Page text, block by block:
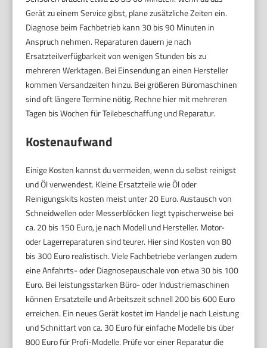
Gerät zu einem Service gibst, plane zusätzliche Zeiten ein.
Diagnose beim Fachbetrieb kann 30 bis 90 Minuten in
Anspruch nehmen. Reparaturen dauern je nach
Ersatzteilverfügbarkeit von wenigen Stunden bis zu
mehreren Werktagen. Bei Einsendung an einen Hersteller
kommen Versandzeiten hinzu. Bei größeren Büromaschinen
sind oft längere Termine nötig. Rechne hier mit mehreren
Tagen bis Wochen für Teilebeschaffung und Reparatur.
Kostenaufwand
Einige Kosten kannst du vermeiden, wenn du selbst reinigst
und Öl verwendest. Kleine Ersatzteile wie Öl oder
Reinigungskits kosten meist unter 20 Euro. Austausch von
Schneidwellen oder Messerblöcken liegt typischerweise bei
ca. 20 bis 150 Euro, je nach Modell und Hersteller. Motor-
oder Lagerreparaturen sind teurer. Hier sind Kosten von 80
bis 300 Euro realistisch. Viele Fachbetriebe verlangen zudem
eine Anfahrts- oder Diagnosepauschale von etwa 30 bis 100
Euro. Bei leistungsstarken Büro- oder Industriemaschinen
können Ersatzteile und Arbeitszeit schnell 200 bis 600 Euro
erreichen. Ein neues Gerät kostet im Handel je nach Leistung
und Schnittart von ca. 30 Euro für einfache Modelle bis über
800 Euro für Profi-Modelle. Prüfe vor einer Reparatur die